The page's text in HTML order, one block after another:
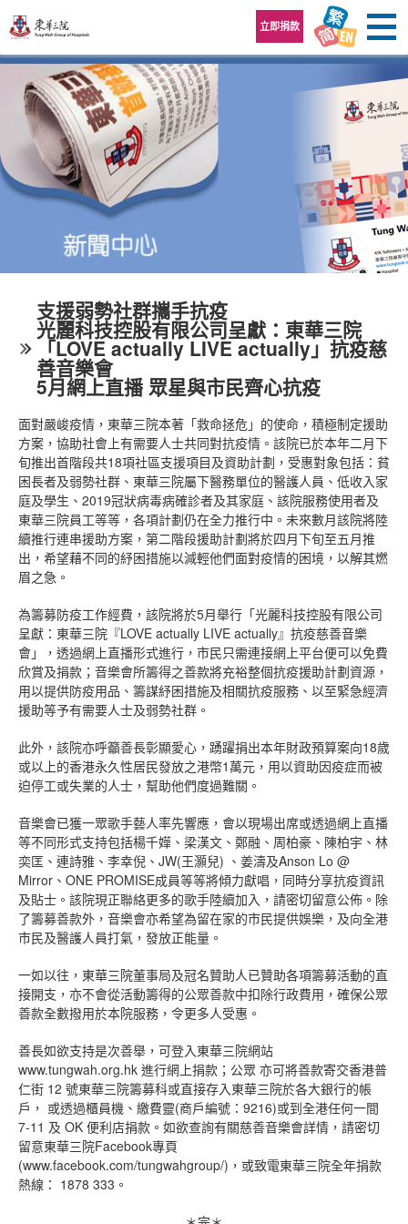
立即捐款
支援弱勢社群攜手抗疫
光麗科技控股有限公司呈獻：東華三院
「LOVE actually LIVE actually」抗疫慈
善音樂會
5月網上直播 眾星與市民齊心抗疫
面對嚴峻疫情，東華三院本著「救命拯危」的使命，積極制定援助
方案，協助社會上有需要人士共同對抗疫情。該院已於本年二月下
旬推出首階段共18項社區支援項目及資助計劃，受惠對象包括：貧
困長者及弱勢社群、東華三院屬下醫務單位的醫護人員、低收入家
庭及學生、2019冠狀病毒病確診者及其家庭、該院服務使用者及
東華三院員工等等，各項計劃仍在全力推行中。未來數月該院將陸
續推行連串援助方案，第二階段援助計劃將於四月下旬至五月推
出，希望藉不同的紓困措施以減輕他們面對疫情的困境，以解其燃
眉之急。
為籌募防疫工作經費，該院將於5月舉行「光麗科技控股有限公司
呈獻：東華三院『LOVE actually LIVE actually』抗疫慈善音樂
會」，透過網上直播形式進行，市民只需連接網上平台便可以免費
欣賞及捐款；音樂會所籌得之善款將充裕整個抗疫援助計劃資源，
用以提供防疫用品、籌謀紓困措施及相關抗疫服務、以至緊急經濟
援助等予有需要人士及弱勢社群。
此外，該院亦呼籲善長彰顯愛心，踴躍捐出本年財政預算案向18歲
或以上的香港永久性居民發放之港幣1萬元，用以資助因疫症而被
迫停工或失業的人士，幫助他們度過難關。
音樂會已獲一眾歌手藝人率先響應，會以現場出席或透過網上直播
等不同形式支持包括楊千嬅、梁漢文、鄭融、周柏豪、陳柏宇、林
奕匡、連詩雅、李幸倪、JW(王灝兒) 、姜濤及Anson Lo @
Mirror、ONE PROMISE成員等等將傾力獻唱，同時分享抗疫資訊
及貼士。該院現正聯絡更多的歌手陸續加入，請密切留意公佈。除
了籌募善款外，音樂會亦希望為留在家的市民提供娛樂，及向全港
市民及醫護人員打氣，發放正能量。
一如以往，東華三院董事局及冠名贊助人已贊助各項籌募活動的直
接開支，亦不會從活動籌得的公眾善款中扣除行政費用，確保公眾
善款全數撥用於本院服務，令更多人受惠。
善長如欲支持是次善舉，可登入東華三院網站
www.tungwah.org.hk 進行網上捐款；公眾 亦可將善款寄交香港普
仁街 12 號東華三院籌募科或直接存入東華三院於各大銀行的帳
戶， 或透過櫃員機、繳費靈(商戶編號：9216)或到全港任何一間
7-11 及 OK 便利店捐款。如欲查詢有關慈善音樂會詳情，請密切
留意東華三院Facebook專頁
(www.facebook.com/tungwahgroup/)，或致電東華三院全年捐款
熱線： 1878 333。